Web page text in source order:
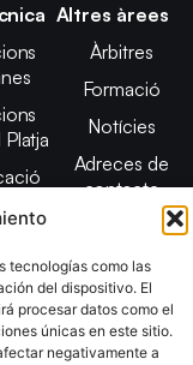
tecnologías como las
del dispositivo. El
procesar datos como el
únicas en este sitio.
negativamente a
Altres àrees
Àrbitres
Formació
Notícies
Adreces de
contacte